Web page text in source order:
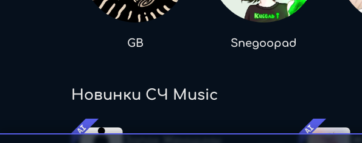
GB Snegoopad
Новинки СЧ Music
AI AI